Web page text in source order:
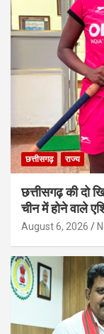
छत्तीसगढ़ राज्य
छत्तीसगढ़ की दो
चीन में होने वाले
August 6, 2026